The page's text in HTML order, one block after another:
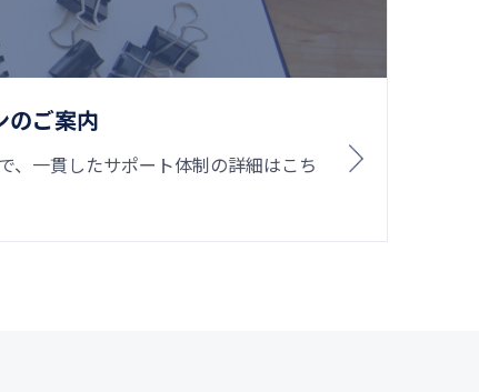
のご案内
、一貫したサポート体制の詳細はこち